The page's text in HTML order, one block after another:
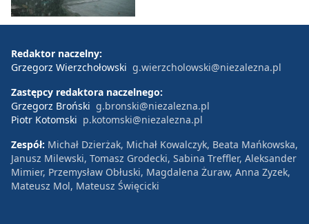
Redaktor naczelny:
Grzegorz Wierzchołowski g.wierzcholowski@niezalezna.pl
Zastępcy redaktora naczelnego:
Grzegorz Broński g.bronski@niezalezna.pl
Piotr Kotomski p.kotomski@niezalezna.pl
Zespół: Michał Dzierżak, Michał Kowalczyk, Beata Mańkowska,
Janusz Milewski, Tomasz Grodecki, Sabina Treffler, Aleksander
Mimier, Przemysław Obłuski, Magdalena Żuraw, Anna Zyzek,
Mateusz Mol, Mateusz Święcicki